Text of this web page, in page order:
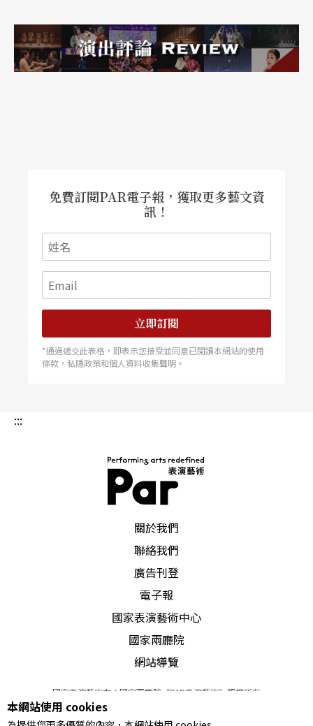
經由認定的古典舞，必須符合印度經典《舞論》Nat
ya Shastra（或稱之為《戲劇論》）中所提及的規
錄而成經典。
《舞論》以5,569個偈誦寫成，分為卅七個章節，裡
面的內容從文字的使用、劇本撰寫、劇評、舞蹈、
音樂、舞台、演出等都列出詳盡的說明；其中最著
名的章節為印度的獨特美學〈味論〉，點出了演出
者與觀眾的關係，如何達到藝術共享的過程。有個
例子是這樣說的，像是你享受了一道道豐盛的菜
到飽足而滿意，時不時發出讚嘆聲，最後在椅子上
著唇邊還留有的食物味道，一會兒過後你突然從先
前的悅意狀態醒過來，有感而發說了句：這餐真是
整個過程，重要的並不是最後一句結論，而是所有
的滿足都在你的悅意表現中呈現出來，超越話語。
給予美味佳餚的好比表演者，享用者好比觀眾，中
間的「味」，需要靠表演者的精湛詮釋及觀眾的開
在這樣的美學概念下，印度古典舞可以透過音樂、
免費訂閱PAR電子報，獲取更多藝文資
訊！
立即訂閱
*通過遞交此表格，即表示您接受並同意已閱讀本網站的使用
條款，私隱政策和個人資料收集聲明。
:::
關於我們
聯絡我們
廣告刊登
電子報
國家表演藝術中心
國家兩廳院
網站導覽
國家表演藝術中心國家兩廳院《PAR表演藝術》版權所有
© 2022Performing arts redefined. All Rights Reserved
本網站使用 cookies